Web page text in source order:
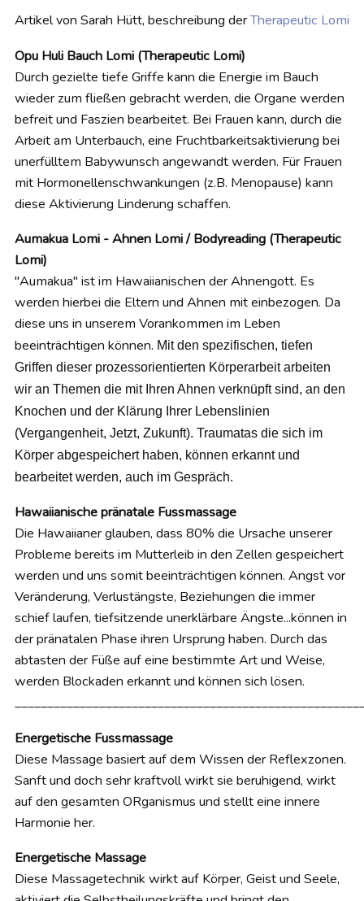
Artikel von Sarah Hütt, beschreibung derTherapeutic Lomi
Opu Huli Bauch Lomi (Therapeutic Lomi)
Durch gezielte tiefe Griffe kann die Energie im Bauch
wieder zum fließen gebracht werden, die Organe werden
befreit und Faszien bearbeitet. Bei Frauen kann, durch die
Arbeit am Unterbauch, eine Fruchtbarkeitsaktivierung bei
unerfülltem Babywunsch angewandt werden. Für Frauen
mit Hormonellenschwankungen (z.B. Menopause) kann
diese Aktivierung Linderung schaffen.
Aumakua Lomi - Ahnen Lomi / Bodyreading (Therapeutic
Lomi)
"Aumakua" ist im Hawaiianischen der Ahnengott. Es
werden hierbei die Eltern und Ahnen mit einbezogen. Da
diese uns in unserem Vorankommen im Leben
beeinträchtigen können. Mit den spezifischen, tiefen
Griffen dieser prozessorientierten Körperarbeit arbeiten
wir an Themen die mit Ihren Ahnen verknüpft sind, an den
Knochen und der Klärung Ihrer Lebenslinien
(Vergangenheit, Jetzt, Zukunft). Traumatas die sich im
Körper abgespeichert haben, können erkannt und
bearbeitet werden, auch im Gespräch.
Hawaiianische pränatale Fussmassage
Die Hawaiianer glauben, dass 80% die Ursache unserer
Probleme bereits im Mutterleib in den Zellen gespeichert
werden und uns somit beeinträchtigen können. Angst vor
Veränderung, Verlustängste, Beziehungen die immer
schief laufen, tiefsitzende unerklärbare Ängste...können in
der pränatalen Phase ihren Ursprung haben. Durch das
abtasten der Füße auf eine bestimmte Art und Weise,
werden Blockaden erkannt und können sich lösen.
Energetische Fussmassage
Diese Massage basiert auf dem Wissen der Reflexzonen.
Sanft und doch sehr kraftvoll wirkt sie beruhigend, wirkt
auf den gesamten ORganismus und stellt eine innere
Harmonie her.
Energetische Massage
Diese Massagetechnik wirkt auf Körper, Geist und Seele,